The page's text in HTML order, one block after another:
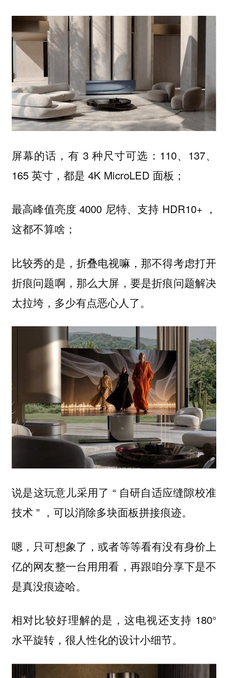
屏幕的话，有 3 种尺寸可选：110、137、
165 英寸，都是 4K MicroLED 面板；
最高峰值亮度 4000 尼特、支持 HDR10+ ，
这都不算啥；
比较秀的是，折叠电视嘛，那不得考虑打开
折痕问题啊，那么大屏，要是折痕问题解决
太拉垮，多少有点恶心人了。
说是这玩意儿采用了 “ 自研自适应缝隙校准
技术 ” ，可以消除多块面板拼接痕迹。
嗯，只可想象了，或者等等看有没有身价上
亿的网友整一台用用看，再跟咱分享下是不
是真没痕迹哈。
相对比较好理解的是，这电视还支持 180°
水平旋转，很人性化的设计小细节。